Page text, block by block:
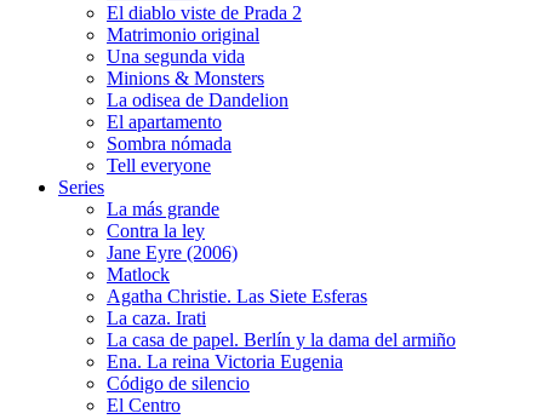
El diablo viste de Prada 2
Matrimonio original
Una segunda vida
Minions & Monsters
La odisea de Dandelion
El apartamento
Sombra nómada
Tell everyone
Series
La más grande
Contra la ley
Jane Eyre (2006)
Matlock
Agatha Christie. Las Siete Esferas
La caza. Irati
La casa de papel. Berlín y la dama del armiño
Ena. La reina Victoria Eugenia
Código de silencio
El Centro